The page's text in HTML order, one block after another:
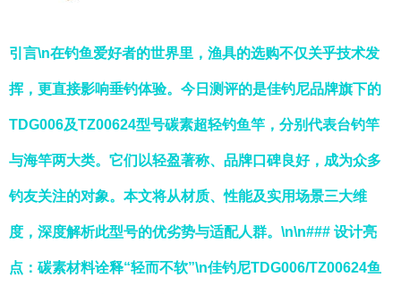
引言\n在钓鱼爱好者的世界里，渔具的选购不仅关乎技术发
挥，更直接影响垂钓体验。今日测评的是佳钓尼品牌旗下的
TDG006及TZ00624型号碳素超轻钓鱼竿，分别代表台钓竿
与海竿两大类。它们以轻盈著称、品牌口碑良好，成为众多
钓友关注的对象。本文将从材质、性能及实用场景三大维
度，深度解析此型号的优劣势与适配人群。\n\n### 设计亮
点：碳素材料诠释“轻而不软”\n佳钓尼TDG006/TZ00624鱼